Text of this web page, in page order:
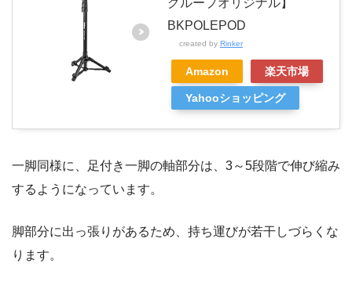
BKPOLEPOD
created by Rinker
Amazon 楽天市場
Yahooショッピング
一脚同様に、足付き一脚の軸部分は、3～5段階で伸び縮み
するようになっています。
脚部分に出っ張りがあるため、持ち運びが若干しづらくな
ります。